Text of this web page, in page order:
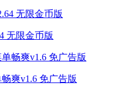
无限金币版
爽v1.6 免广告版